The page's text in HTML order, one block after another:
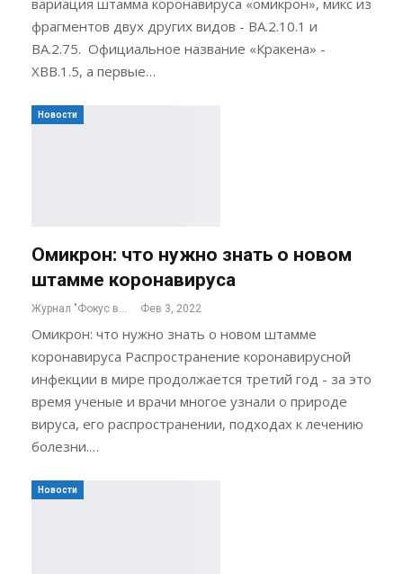
вариация штамма коронавируса «омикрон», микс из
фрагментов двух других видов - BA.2.10.1 и
BA.2.75. Официальное название «Кракена» -
XBB.1.5, а первые…
Новости
Омикрон: что нужно знать о новом
штамме коронавируса
Фев 3, 2022
Омикрон: что нужно знать о новом штамме
коронавируса Распространение коронавирусной
инфекции в мире продолжается третий год - за это
время ученые и врачи многое узнали о природе
вируса, его распространении, подходах к лечению
болезни.…
Новости